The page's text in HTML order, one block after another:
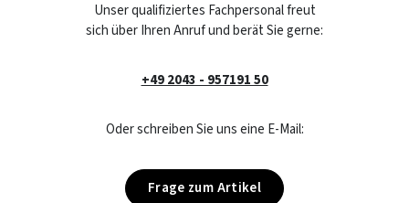
Unser qualifiziertes Fachpersonal freut
sich über Ihren Anruf und berät Sie gerne:
+49 2043 - 957191 50
Oder schreiben Sie uns eine E-Mail:
Frage zum Artikel